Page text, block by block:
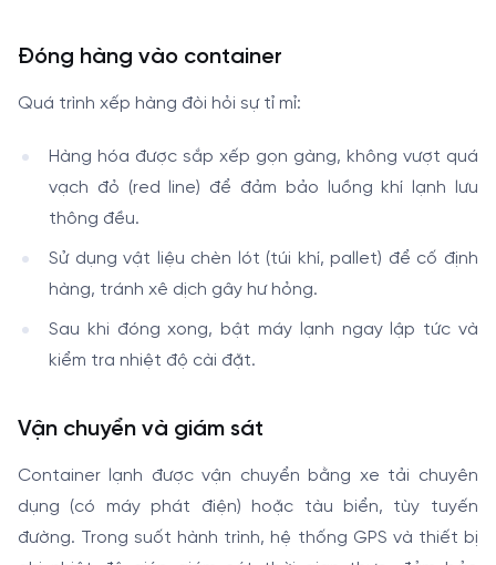
Đóng hàng vào container
Quá trình xếp hàng đòi hỏi sự tỉ mỉ:
Hàng hóa được sắp xếp gọn gàng, không vượt quá
vạch đỏ (red line) để đảm bảo luồng khí lạnh lưu
thông đều.
Sử dụng vật liệu chèn lót (túi khí, pallet) để cố định
hàng, tránh xê dịch gây hư hỏng.
Sau khi đóng xong, bật máy lạnh ngay lập tức và
kiểm tra nhiệt độ cài đặt.
Vận chuyển và giám sát
Container lạnh được vận chuyển bằng xe tải chuyên
dụng (có máy phát điện) hoặc tàu biển, tùy tuyến
đường. Trong suốt hành trình, hệ thống GPS và thiết bị